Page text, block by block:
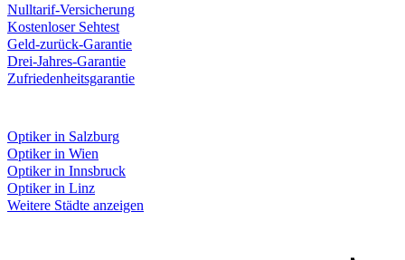
Nulltarif-Versicherung
Kostenloser Sehtest
Geld-zurück-Garantie
Drei-Jahres-Garantie
Zufriedenheitsgarantie
Optiker in Salzburg
Optiker in Wien
Optiker in Innsbruck
Optiker in Linz
Weitere Städte anzeigen